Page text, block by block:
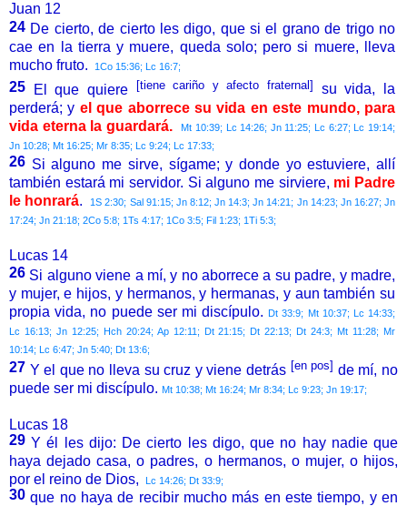
Juan 12
24 De cierto, de cierto les digo, que si el grano de trigo no
cae en la tierra y muere, queda solo; pero si muere, lleva
mucho fruto.
1Co 15:36; Lc 16:7;
25 El que quiere [tiene cariño y afecto fraternal]
su vida, la
perderá; y el que aborrece su vida en este mundo, para
vida eterna la guardará.
Mt 10:39; Lc 14:26; Jn 11:25; Lc 6:27; Lc 19:14;
Jn 10:28; Mt 16:25; Mr 8:35; Lc 9:24; Lc 17:33;
26 Si alguno me sirve, sígame; y donde yo estuviere, allí
también estará mi servidor. Si alguno me sirviere, mi Padre
le honrará.
1S 2:30; Sal 91:15; Jn 8:12; Jn 14:3; Jn 14:21; Jn 14:23; Jn 16:27; Jn
17:24; Jn 21:18; 2Co 5:8; 1Ts 4:17; 1Co 3:5; Fil 1:23; 1Ti 5:3;
Lucas 14
26 Si alguno viene a mí, y no aborrece a su padre, y madre,
y mujer, e hijos, y hermanos, y hermanas, y aun también su
propia vida, no puede ser mi discípulo.Dt 33:9; Mt 10:37; Lc 14:33;
Lc 16:13; Jn 12:25; Hch 20:24; Ap 12:11; Dt 21:15; Dt 22:13; Dt 24:3; Mt 11:28; Mr
10:14; Lc 6:47; Jn 5:40; Dt 13:6;
27 Y el que no lleva su cruz y viene detrás [en pos] de mí, no
puede ser mi discípulo. Mt 10:38; Mt 16:24; Mr 8:34; Lc 9:23; Jn 19:17;
Lucas 18
29Y él les dijo: De cierto les digo, que no hay nadie que
haya dejado casa, o padres, o hermanos, o mujer, o hijos,
por el reino de Dios,
Lc 14:26; Dt 33:9;
30que no haya de recibir mucho más en este tiempo, y en